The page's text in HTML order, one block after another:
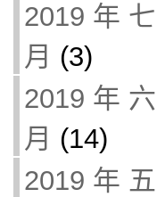
2019 年 七
月 (3)
2019 年 六
月 (14)
2019 年 五